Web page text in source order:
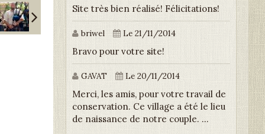
Site très bien réalisé! Félicitations!
briwel Le 21/11/2014
Bravo pour votre site!
GAVAT Le 20/11/2014
Merci, les amis, pour votre travail de
conservation. Ce village a été le lieu
de naissance de notre couple. ...